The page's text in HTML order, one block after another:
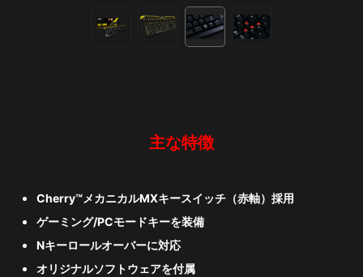
主な特徴
Cherry™メカニカルMXキースイッチ（赤軸）採用
ゲーミング/PCモードキーを装備
Nキーロールオーバーに対応
オリジナルソフトウェアを付属